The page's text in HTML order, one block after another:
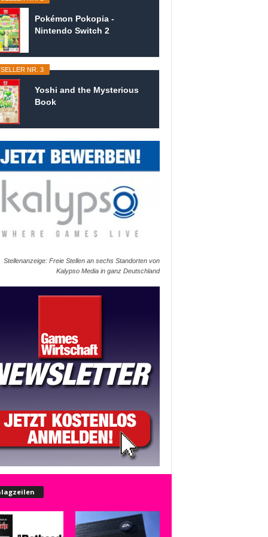
Pokémon Pokopia -
Nintendo Switch 2
NR. 3
Yoshi and the Mysterious
Book
Stellenanzeige: Freie Stellen an sechs Standorten von
Kalypso Media in ganz Deutschland